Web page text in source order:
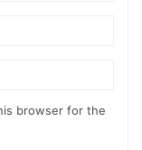
browser for the